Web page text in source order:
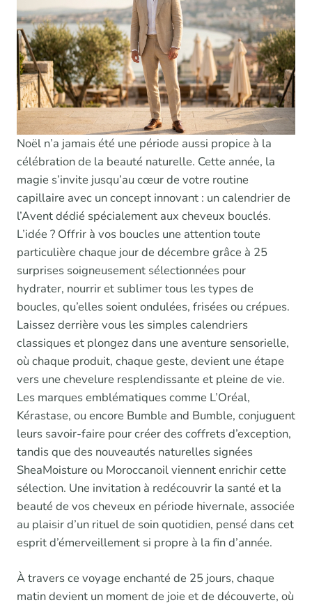
Noël n’a jamais été une période aussi propice à la
célébration de la beauté naturelle. Cette année, la
magie s’invite jusqu’au cœur de votre routine
capillaire avec un concept innovant : un calendrier de
l’Avent dédié spécialement aux cheveux bouclés.
L’idée ? Offrir à vos boucles une attention toute
particulière chaque jour de décembre grâce à 25
surprises soigneusement sélectionnées pour
hydrater, nourrir et sublimer tous les types de
boucles, qu’elles soient ondulées, frisées ou crépues.
Laissez derrière vous les simples calendriers
classiques et plongez dans une aventure sensorielle,
où chaque produit, chaque geste, devient une étape
vers une chevelure resplendissante et pleine de vie.
Les marques emblématiques comme L’Oréal,
Kérastase, ou encore Bumble and Bumble, conjuguent
leurs savoir-faire pour créer des coffrets d’exception,
tandis que des nouveautés naturelles signées
SheaMoisture ou Moroccanoil viennent enrichir cette
sélection. Une invitation à redécouvrir la santé et la
beauté de vos cheveux en période hivernale, associée
au plaisir d’un rituel de soin quotidien, pensé dans cet
esprit d’émerveillement si propre à la fin d’année.
À travers ce voyage enchanté de 25 jours, chaque
matin devient un moment de joie et de découverte, où